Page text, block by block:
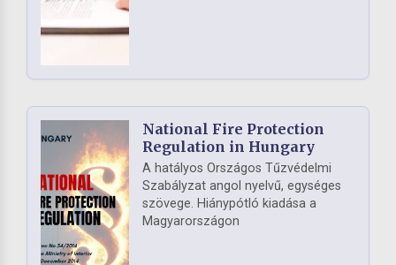
National Fire Protection
Regulation in Hungary
A hatályos Országos Tűzvédelmi
Szabályzat angol nyelvű, egységes
szövege. Hiánypótló kiadása a
Magyarországon